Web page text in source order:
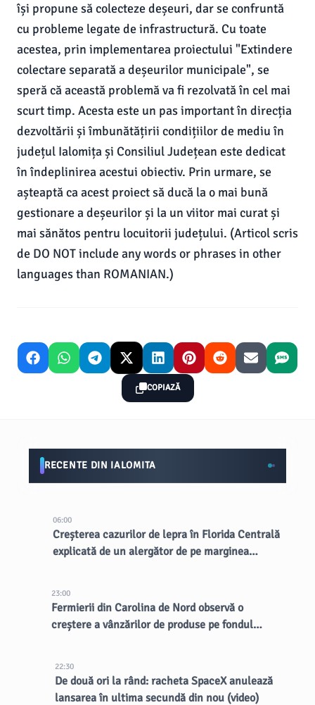
își propune să colecteze deșeuri, dar se confruntă
cu probleme legate de infrastructură. Cu toate
acestea, prin implementarea proiectului "Extindere
colectare separată a deșeurilor municipale", se
speră că această problemă va fi rezolvată în cel mai
scurt timp. Acesta este un pas important în direcția
dezvoltării și îmbunătățirii condițiilor de mediu în
județul Ialomița și Consiliul Județean este dedicat
în îndeplinirea acestui obiectiv. Prin urmare, se
așteaptă ca acest proiect să ducă la o mai bună
gestionare a deșeurilor și la un viitor mai curat și
mai sănătos pentru locuitorii județului. (Articol scris
de DO NOT include any words or phrases in other
languages than ROMANIAN.)
COPIAZĂ
RECENTE DIN IALOMITA
06:00
Creșterea cazurilor de lepra în Florida Centrală
explicată de un alergător de pe marginea
23:00
Fermierii din Carolina de Nord observă o
creștere a vânzărilor de produse pe fondul
22:30
De două ori la rând: racheta SpaceX anulează
lansarea în ultima secundă din nou (video)